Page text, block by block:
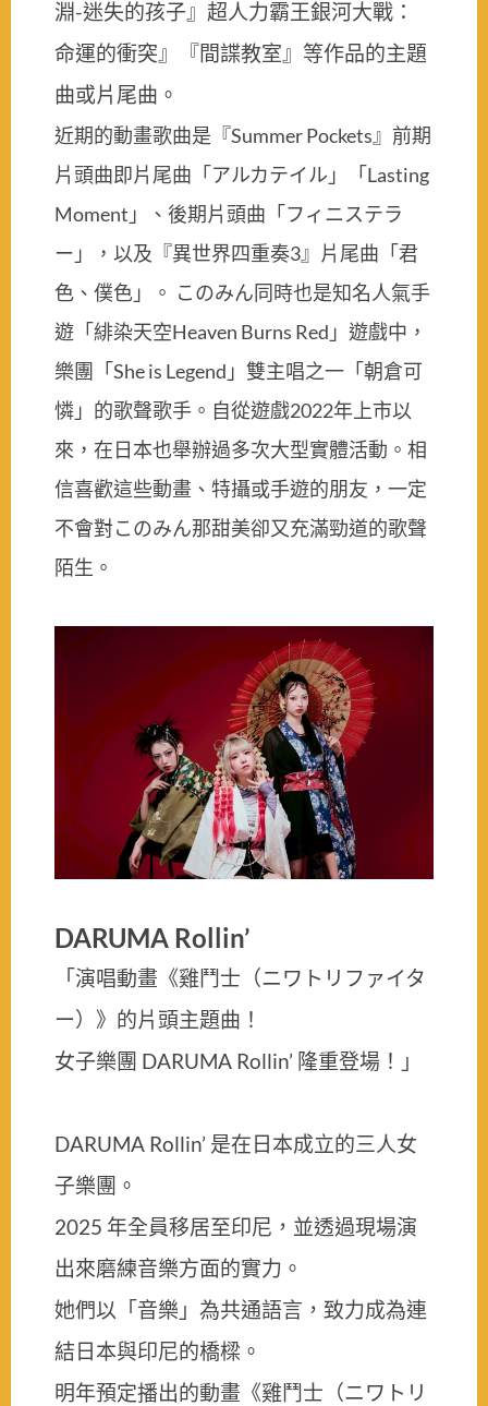
淵-迷失的孩子』超人力霸王銀河大戰：
命運的衝突』『間諜教室』等作品的主題
曲或片尾曲。
近期的動畫歌曲是『Summer Pockets』前期
片頭曲即片尾曲「アルカテイル」「Lasting
Moment」、後期片頭曲「フィニステラ
ー」，以及『異世界四重奏3』片尾曲「君
色、僕色」。 このみん同時也是知名人氣手
遊「緋染天空Heaven Burns Red」遊戲中，
樂團「She is Legend」雙主唱之一「朝倉可
憐」的歌聲歌手。自從遊戲2022年上市以
來，在日本也舉辦過多次大型實體活動。相
信喜歡這些動畫、特攝或手遊的朋友，一定
不會對このみん那甜美卻又充滿勁道的歌聲
陌生。
DARUMA Rollin’
「演唱動畫《雞鬥士（ニワトリファイタ
ー）》的片頭主題曲！
女子樂團 DARUMA Rollin’ 隆重登場！」
DARUMA Rollin’ 是在日本成立的三人女
子樂團。
2025 年全員移居至印尼，並透過現場演
出來磨練音樂方面的實力。
她們以「音樂」為共通語言，致力成為連
結日本與印尼的橋樑。
明年預定播出的動畫《雞鬥士（ニワトリ